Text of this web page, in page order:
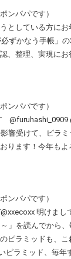
ンパパです）
としている方に
ずかなう手帳」
、整理、実現に
ンパパです）
@furuhashi_0909
響受けて、ピラミ
ります！今年もよ
ンパパです）
明けまし
」を読んでから
ピラミッドも、こ
ピラミッド、毎年